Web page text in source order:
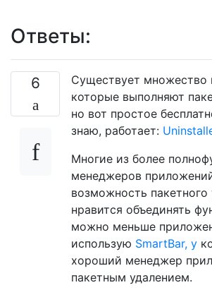
Ответы:
6
Существует множество
которые выполняют
но вот простое
знаю, работает:
Многие из более
менеджеров
возможность
нравится объединять
можно меньше
использую SmartBar, у
хороший менеджер
пакетным удалением.